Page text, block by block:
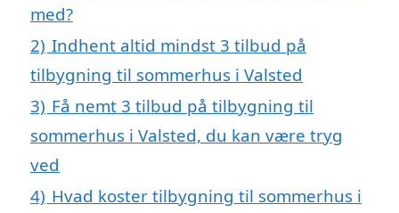
med?
2) Indhent altid mindst 3 tilbud på
tilbygning til sommerhus i Valsted
3) Få nemt 3 tilbud på tilbygning til
sommerhus i Valsted, du kan være tryg
ved
4) Hvad koster tilbygning til sommerhus i